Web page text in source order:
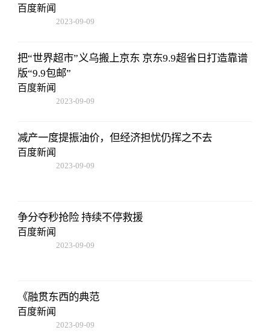
百度新闻
2023-09-09
把“世界超市”义乌搬上京东 京东9.9超省日打造靠谱
版“9.9包邮”
百度新闻
2023-09-09
减产一度提振油价，但经济担忧仍挥之不去
百度新闻
2023-09-09
争分夺秒抢险 持续不停救援
百度新闻
2023-09-09
《融贯东西的典范
百度新闻
2023-09-09